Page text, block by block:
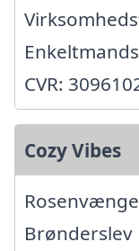
CVR:
Cozy Vibes
Brønderslev